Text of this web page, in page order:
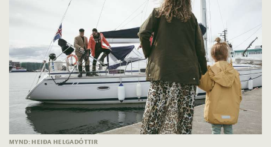
MYND: HEIÐA HELGADÓTTIR